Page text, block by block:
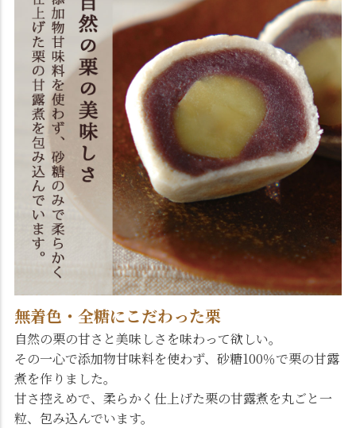
無着色・全糖にこだわった栗
自然の栗の甘さと美味しさを味わって欲しい。
その一心で添加物甘味料を使わず、砂糖100％で栗の甘露
煮を作りました。
甘さ控えめで、柔らかく仕上げた栗の甘露煮を丸ごと一
粒、包み込んでいます。